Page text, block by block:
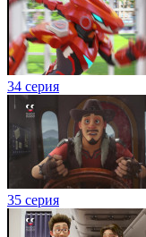
34 серия
35 серия